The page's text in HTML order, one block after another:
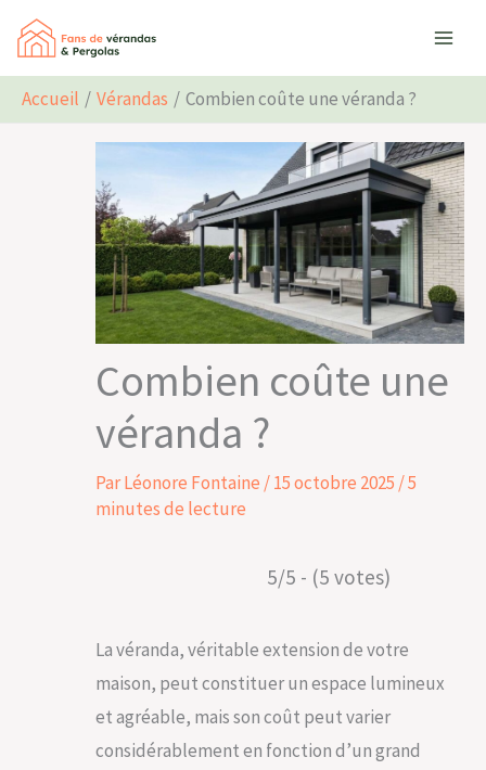
Aller
contenu
Accueil Vérandas Combien coûte une véranda ?
Combien coûte une
véranda ?
ParLéonore Fontaine /15 octobre 2025 /5
minutes de lecture
5/5 - (5 votes)
La véranda, véritable extension de votre
maison, peut constituer un espace lumineux
et agréable, mais son coût peut varier
considérablement en fonction d’un grand
Rechercher